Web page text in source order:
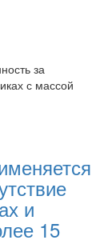
за
с массой
и
15